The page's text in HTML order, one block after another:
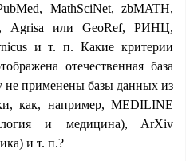
MathSciNet, zbMATH,
Agrisа или GeoRef, РИНЦ,
и т. п. Какие критерии
отечественная база
не применены базы данных из
как, например, MEDILINE
и медицина), ArXiv
и т. п.?